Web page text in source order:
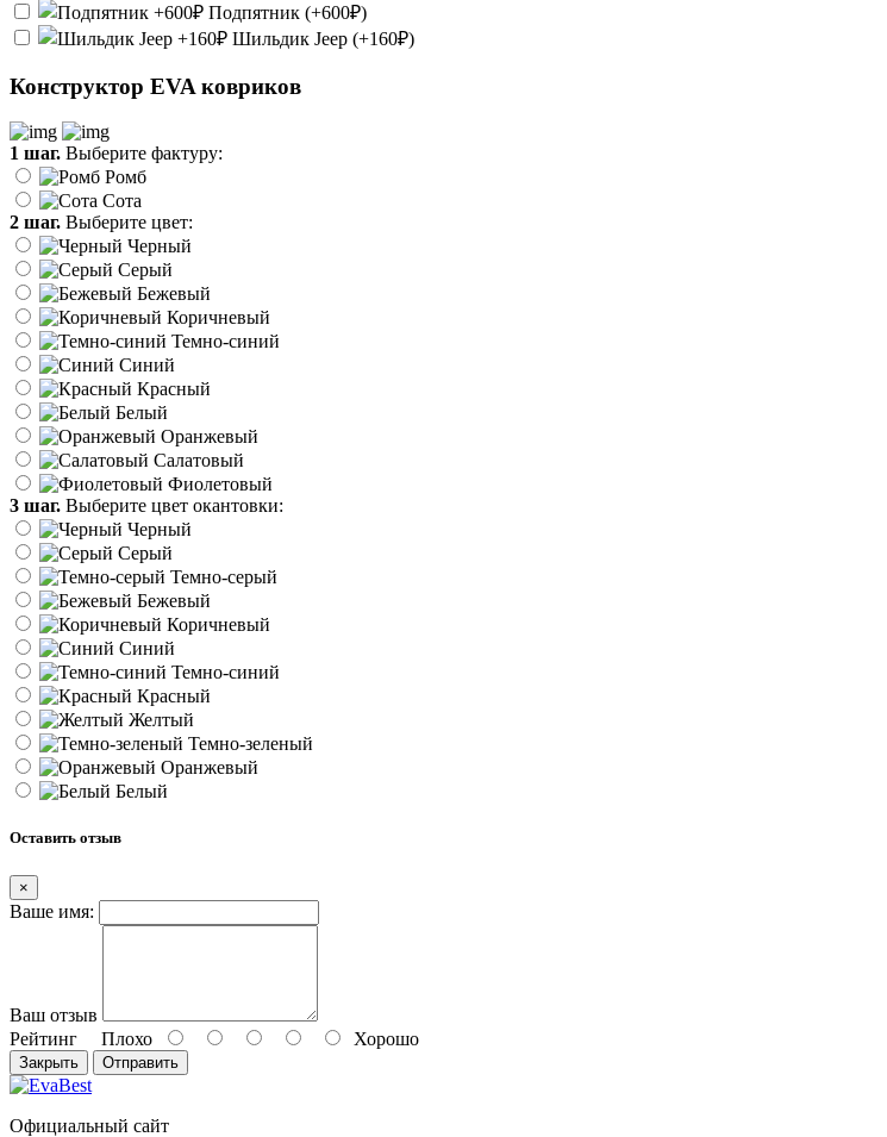
Подпятник (+600₽)
Шильдик Jeep (+160₽)
Конструктор EVA ковриков
1 шаг. Выберите фактуру:
Ромб
Сота
2 шаг. Выберите цвет:
Черный
Серый
Бежевый
Коричневый
Темно-синий
Синий
Красный
Белый
Оранжевый
Салатовый
Фиолетовый
3 шаг. Выберите цвет окантовки:
Черный
Серый
Темно-серый
Бежевый
Коричневый
Синий
Темно-синий
Красный
Желтый
Темно-зеленый
Оранжевый
Белый
Оставить отзыв
×
Ваше имя:
Ваш отзыв
Рейтинг Плохо Хорошо
Закрыть Отправить
Официальный сайт